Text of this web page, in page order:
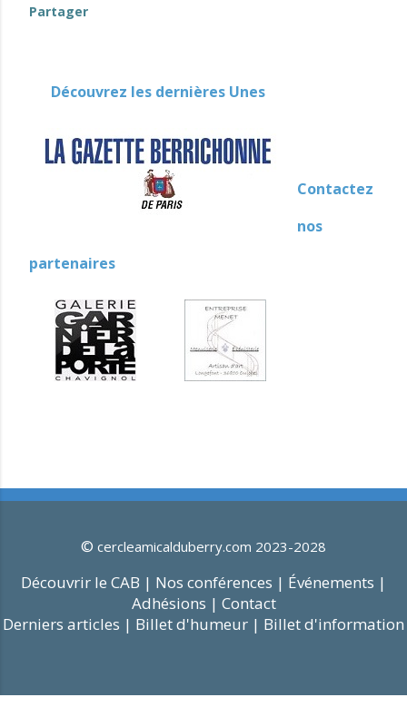
Partager
Découvrez les dernières Unes
Contactez
nos
partenaires
© cercleamicalduberry.com 2023-2028
Découvrir le CAB | Nos conférences | Événements |
Adhésions | Contact
Derniers articles | Billet d'humeur | Billet d'information